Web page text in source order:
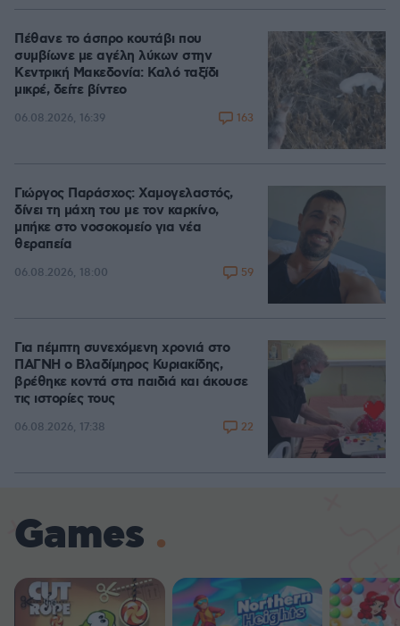
Πέθανε το άσπρο κουτάβι που
συμβίωνε με αγέλη λύκων στην
Κεντρική Μακεδονία: Καλό ταξίδι
μικρέ, δείτε βίντεο
06.08.2026, 16:39 163
Γιώργος Παράσχος: Χαμογελαστός,
δίνει τη μάχη του με τον καρκίνο,
μπήκε στο νοσοκομείο για νέα
θεραπεία
06.08.2026, 18:00 59
Για πέμπτη συνεχόμενη χρονιά στο
ΠΑΓΝΗ ο Βλαδίμηρος Κυριακίδης,
βρέθηκε κοντά στα παιδιά και άκουσε
τις ιστορίες τους
06.08.2026, 17:38 22
Games